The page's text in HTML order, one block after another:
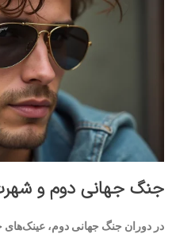
جنگ جهانی دوم و
در دوران جنگ جهانی دوم، عینک‌های